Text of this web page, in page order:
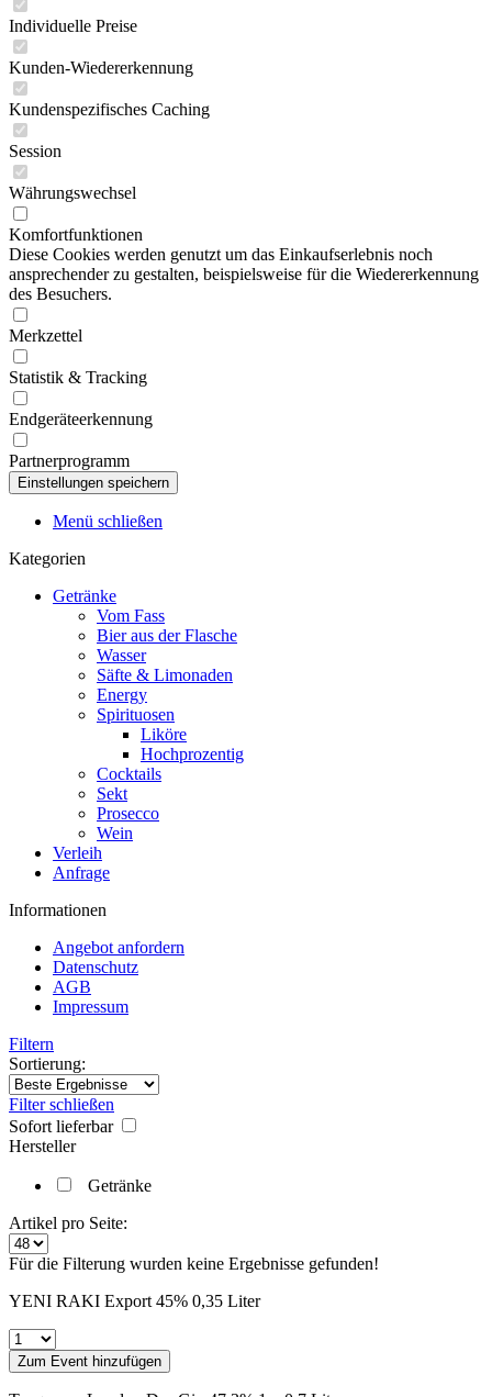
Individuelle Preise
Kunden-Wiedererkennung
Kundenspezifisches Caching
Session
Währungswechsel
Komfortfunktionen
Diese Cookies werden genutzt um das Einkaufserlebnis noch
ansprechender zu gestalten, beispielsweise für die Wiedererkennung
des Besuchers.
Merkzettel
Statistik & Tracking
Endgeräteerkennung
Partnerprogramm
Menü schließen
Kategorien
Getränke
Vom Fass
Bier aus der Flasche
Wasser
Säfte & Limonaden
Energy
Spirituosen
Liköre
Hochprozentig
Cocktails
Sekt
Prosecco
Wein
Verleih
Anfrage
Informationen
Angebot anfordern
Datenschutz
AGB
Impressum
Filtern
Sortierung:
Filter schließen
Sofort lieferbar
Hersteller
Getränke
Artikel pro Seite:
Für die Filterung wurden keine Ergebnisse gefunden!
YENI RAKI Export 45% 0,35 Liter
Zum Event hinzufügen